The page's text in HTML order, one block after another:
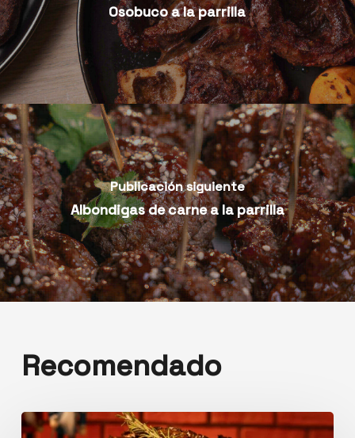
Osobuco a la parrilla
Publicación siguiente
Albondigas de carne a la parrilla
Recomendado